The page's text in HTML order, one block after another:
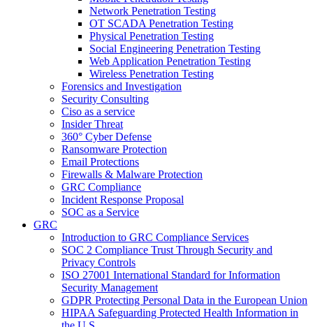
Network Penetration Testing
OT SCADA Penetration Testing
Physical Penetration Testing
Social Engineering Penetration Testing
Web Application Penetration Testing
Wireless Penetration Testing
Forensics and Investigation
Security Consulting
Ciso as a service
Insider Threat
360° Cyber Defense
Ransomware Protection
Email Protections
Firewalls & Malware Protection
GRC Compliance
Incident Response Proposal
SOC as a Service
GRC
Introduction to GRC Compliance Services
SOC 2 Compliance Trust Through Security and
Privacy Controls
ISO 27001 International Standard for Information
Security Management
GDPR Protecting Personal Data in the European Union
HIPAA Safeguarding Protected Health Information in